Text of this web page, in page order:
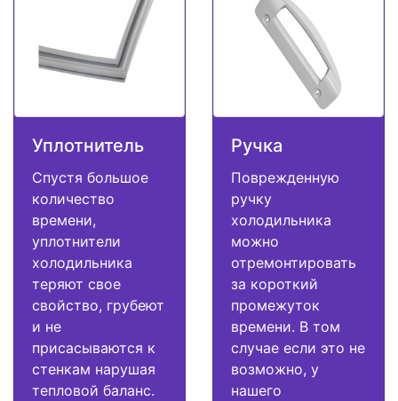
Уплотнитель
Спустя большое
количество
времени,
уплотнители
холодильника
теряют свое
свойство, грубеют
и не
присасываются к
стенкам нарушая
тепловой баланс.
Ручка
Поврежденную
ручку
холодильника
можно
отремонтировать
за короткий
промежуток
времени. В том
случае если это не
возможно, у
нашего